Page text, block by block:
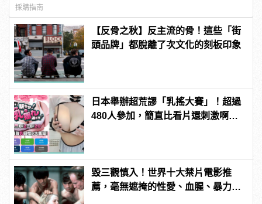
採購指南
【反骨之秋】反主流的骨！這些「街
頭品牌」都脫離了次文化的刻板印象
日本舉辦超荒謬「乳搖大賽」！超過
480人參加，簡直比看片還刺激啊！ |
毀三觀慎入！世界十大禁片電影推
薦，毫無遮掩的性愛、血腥、暴力、